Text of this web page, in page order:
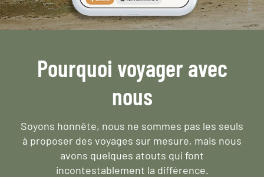
Pourquoi voyager avec
nous
Soyons honnête, nous ne sommes pas les seuls
à proposer des voyages sur mesure, mais nous
avons quelques atouts qui font
incontestablement la différence.